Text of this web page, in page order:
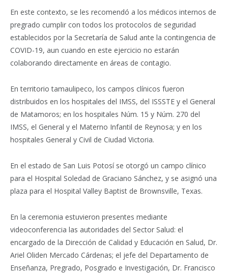
En este contexto, se les recomendó a los médicos internos de
pregrado cumplir con todos los protocolos de seguridad
establecidos por la Secretaría de Salud ante la contingencia de
COVID-19, aun cuando en este ejercicio no estarán
colaborando directamente en áreas de contagio.
En territorio tamaulipeco, los campos clínicos fueron
distribuidos en los hospitales del IMSS, del ISSSTE y el General
de Matamoros; en los hospitales Núm. 15 y Núm. 270 del
IMSS, el General y el Materno Infantil de Reynosa; y en los
hospitales General y Civil de Ciudad Victoria.
En el estado de San Luis Potosí se otorgó un campo clínico
para el Hospital Soledad de Graciano Sánchez, y se asignó una
plaza para el Hospital Valley Baptist de Brownsville, Texas.
En la ceremonia estuvieron presentes mediante
videoconferencia las autoridades del Sector Salud: el
encargado de la Dirección de Calidad y Educación en Salud, Dr.
Ariel Oliden Mercado Cárdenas; el jefe del Departamento de
Enseñanza, Pregrado, Posgrado e Investigación, Dr. Francisco